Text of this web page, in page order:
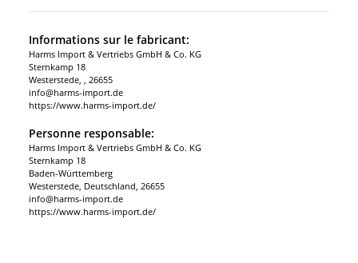
Informations sur le fabricant:
Harms Import & Vertriebs GmbH & Co. KG
Sternkamp 18
Westerstede, , 26655
info@harms-import.de
https://www.harms-import.de/
Personne responsable:
Harms Import & Vertriebs GmbH & Co. KG
Sternkamp 18
Baden-Württemberg
Westerstede, Deutschland, 26655
info@harms-import.de
https://www.harms-import.de/